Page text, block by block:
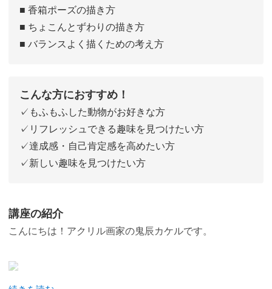
■ 香箱ポーズの描き方
■ ちょこんとずわりの描き方
■ バランスよく描くための考え方
こんな方におすすめ！
✓もふもふした動物がお好きな方
✓リフレッシュできる趣味を見つけたい方
✓達成感・自己肯定感を高めたい方
✓新しい趣味を見つけたい方
講座の紹介
こんにちは！アクリル画家の鬼辰カケルです。